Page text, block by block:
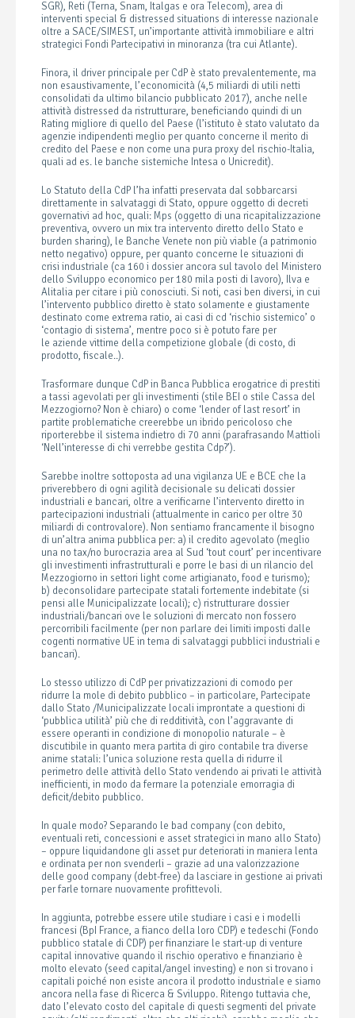
SGR), Reti (Terna, Snam, Italgas e ora Telecom), area di
interventi special & distressed situations di interesse nazionale
oltre a SACE/SIMEST, un’importante attività immobiliare e altri
strategici Fondi Partecipativi in minoranza (tra cui Atlante).
Finora, il driver principale per CdP è stato prevalentemente, ma
non esaustivamente, l’economicità (4,5 miliardi di utili netti
consolidati da ultimo bilancio pubblicato 2017), anche nelle
attività distressed da ristrutturare, beneficiando quindi di un
Rating migliore di quello del Paese (l’istituto è stato valutato da
agenzie indipendenti meglio per quanto concerne il merito di
credito del Paese e non come una pura proxy del rischio-Italia,
quali ad es. le banche sistemiche Intesa o Unicredit).
Lo Statuto della CdP l’ha infatti preservata dal sobbarcarsi
direttamente in salvataggi di Stato, oppure oggetto di decreti
governativi ad hoc, quali: Mps (oggetto di una ricapitalizzazione
preventiva, ovvero un mix tra intervento diretto dello Stato e
burden sharing), le Banche Venete non più viable (a patrimonio
netto negativo) oppure, per quanto concerne le situazioni di
crisi industriale (ca 160 i dossier ancora sul tavolo del Ministero
dello Sviluppo economico per 180 mila posti di lavoro), Ilva e
Alitalia per citare i più conosciuti. Si noti, casi ben diversi, in cui
l’intervento pubblico diretto è stato solamente e giustamente
destinato come extrema ratio, ai casi di cd ‘rischio sistemico’ o
‘contagio di sistema’, mentre poco si è potuto fare per
le aziende vittime della competizione globale (di costo, di
prodotto, fiscale..).
Trasformare dunque CdP in Banca Pubblica erogatrice di prestiti
a tassi agevolati per gli investimenti (stile BEI o stile Cassa del
Mezzogiorno? Non è chiaro) o come ‘lender of last resort’ in
partite problematiche creerebbe un ibrido pericoloso che
riporterebbe il sistema indietro di 70 anni (parafrasando Mattioli
‘Nell’interesse di chi verrebbe gestita Cdp?’).
Sarebbe inoltre sottoposta ad una vigilanza UE e BCE che la
priverebbero di ogni agilità decisionale su delicati dossier
industriali e bancari, oltre a verificarne l’intervento diretto in
partecipazioni industriali (attualmente in carico per oltre 30
miliardi di controvalore). Non sentiamo francamente il bisogno
di un’altra anima pubblica per: a) il credito agevolato (meglio
una no tax/no burocrazia area al Sud ‘tout court’ per incentivare
gli investimenti infrastrutturali e porre le basi di un rilancio del
Mezzogiorno in settori light come artigianato, food e turismo);
b) deconsolidare partecipate statali fortemente indebitate (si
pensi alle Municipalizzate locali); c) ristrutturare dossier
industriali/bancari ove le soluzioni di mercato non fossero
percorribili facilmente (per non parlare dei limiti imposti dalle
cogenti normative UE in tema di salvataggi pubblici industriali e
bancari).
Lo stesso utilizzo di CdP per privatizzazioni di comodo per
ridurre la mole di debito pubblico – in particolare, Partecipate
dallo Stato /Municipalizzate locali improntate a questioni di
‘pubblica utilità’ più che di redditività, con l’aggravante di
essere operanti in condizione di monopolio naturale – è
discutibile in quanto mera partita di giro contabile tra diverse
anime statali: l’unica soluzione resta quella di ridurre il
perimetro delle attività dello Stato vendendo ai privati le attività
inefficienti, in modo da fermare la potenziale emorragia di
deficit/debito pubblico.
In quale modo? Separando le bad company (con debito,
eventuali reti, concessioni e asset strategici in mano allo Stato)
– oppure liquidandone gli asset pur deteriorati in maniera lenta
e ordinata per non svenderli – grazie ad una valorizzazione
delle good company (debt-free) da lasciare in gestione ai privati
per farle tornare nuovamente profittevoli.
In aggiunta, potrebbe essere utile studiare i casi e i modelli
francesi (BpI France, a fianco della loro CDP) e tedeschi (Fondo
pubblico statale di CDP) per finanziare le start-up di venture
capital innovative quando il rischio operativo e finanziario è
molto elevato (seed capital/angel investing) e non si trovano i
capitali poiché non esiste ancora il prodotto industriale e siamo
ancora nella fase di Ricerca & Sviluppo. Ritengo tuttavia che,
dato l’elevato costo del capitale di questi segmenti del private